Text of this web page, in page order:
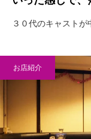
３０代のキャスト
お店紹介